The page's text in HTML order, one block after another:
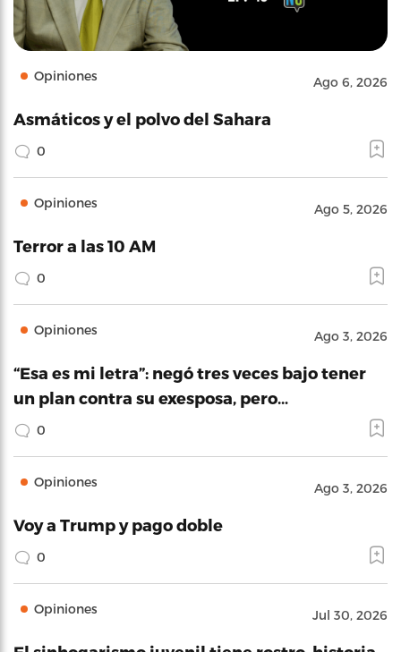
Opiniones Ago 6, 2026
Asmáticos y el polvo del Sahara
0
Opiniones Ago 5, 2026
Terror a las 10 AM
0
Opiniones Ago 3, 2026
“Esa es mi letra”: negó tres veces bajo tener
un plan contra su exesposa, pero…
0
Opiniones Ago 3, 2026
Voy a Trump y pago doble
0
Opiniones Jul 30, 2026